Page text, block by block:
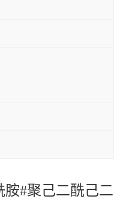
#聚己二酰己二